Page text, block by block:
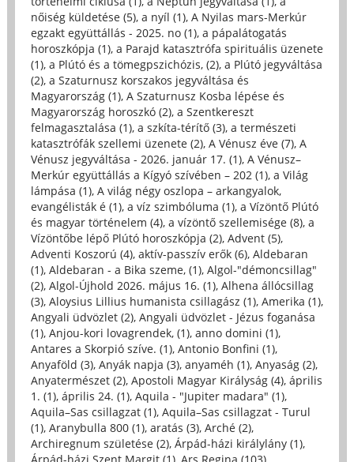
nőiség küldetése (5), a nyíl (1), A Nyilas mars-Merkúr
egzakt együttállás - 2025. no (1), a pápalátogatás
horoszkópja (1), a Parajd katasztrófa spirituális üzenete
(1), a Plútó és a tömegpszichózis, (2), a Plútó jegyváltása
(2), a Szaturnusz korszakos jegyváltása és
Magyarország (1), A Szaturnusz Kosba lépése és
Magyarország horoszkó (2), a Szentkereszt
felmagasztalása (1), a szkíta-térítő (3), a természeti
katasztrófák szellemi üzenete (2), A Vénusz éve (7), A
Vénusz jegyváltása - 2026. január 17. (1), A Vénusz–
Merkúr együttállás a Kígyó szívében – 202 (1), a Világ
lámpása (1), A világ négy oszlopa – arkangyalok,
evangélisták é (1), a víz szimbóluma (1), a Vízöntő Plútó
és magyar történelem (4), a vízöntő szellemisége (8), a
Vízöntőbe lépő Plútó horoszkópja (2), Advent (5),
Adventi Koszorú (4), aktív-passzív erők (6), Aldebaran
(1), Aldebaran - a Bika szeme, (1), Algol-"démoncsillag"
(2), Algol-Újhold 2026. május 16. (1), Alhena állócsillag
(3), Aloysius Lillius humanista csillagász (1), Amerika (1),
Angyali üdvözlet (2), Angyali üdvözlet - Jézus foganása
(1), Anjou-kori lovagrendek, (1), anno domini (1),
Antares a Skorpió szíve. (1), Antonio Bonfini (1),
Anyaföld (3), Anyák napja (3), anyaméh (1), Anyaság (2),
Anyatermészet (2), Apostoli Magyar Királyság (4), április
1. (1), április 24. (1), Aquila - "Jupiter madara" (1),
Aquila–Sas csillagzat (1), Aquila–Sas csillagzat - Turul
(1), Aranybulla 800 (1), aratás (3), Arché (2),
Archiregnum születése (2), Árpád-házi királylány (1),